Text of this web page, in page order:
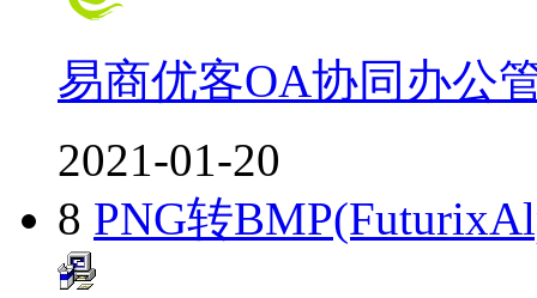
易商优客OA协同办公
2021-01-20
8 PNG转